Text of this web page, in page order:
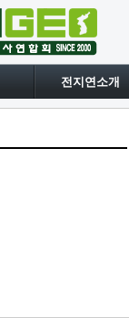
전지연소개